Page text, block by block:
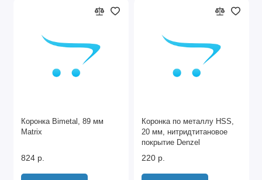
Коронка Bimetal, 89 мм
Matrix
824 р.
Коронка по металлу HSS,
20 мм, нитридтитановое
покрытие Denzel
220 р.